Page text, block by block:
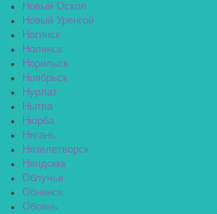
Новый Оскол
Новый Уренгой
Ногинск
Нолинск
Норильск
Ноябрьск
Нурлат
Нытва
Нюрба
Нягань
Нязелетворск
Няндома
Облучье
Обнинск
Обоянь